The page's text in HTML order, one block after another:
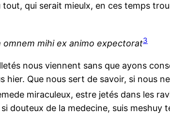
tout, qui serait mieulx, en ces temps
omnem mihi ex animo expectorat3
nous viennent sans que ayons
hier. Que nous sert de savoir, si nous
miraculeux, estre jetés dans les
douteux de la medecine, suis